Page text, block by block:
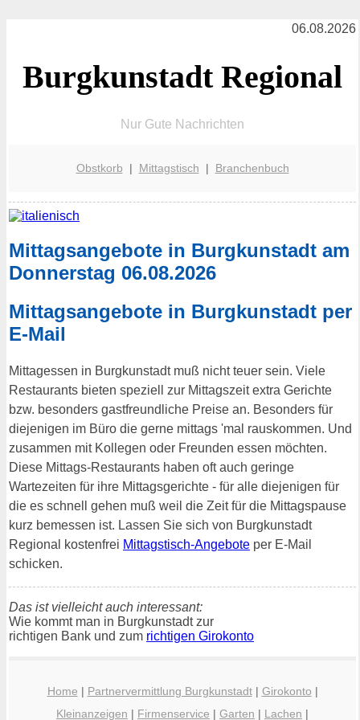
06.08.2026
Burgkunstadt Regional
Nur Gute Nachrichten
Obstkorb | Mittagstisch | Branchenbuch
Mittagsangebote in Burgkunstadt am
Donnerstag 06.08.2026
Mittagsangebote in Burgkunstadt per
E-Mail
Mittagessen in Burgkunstadt muß nicht teuer sein. Viele
Restaurants bieten speziell zur Mittagszeit extra Gerichte
bzw. besonders gastfreundliche Preise an. Besonders für
diejenigen im Büro die gerne mittags 'mal rauskommen. Und
zusammen mit Kollegen oder Freunden essen möchten.
Diese Mittags-Restaurants haben oft auch geringe
Wartezeiten für ihre Mittagsgerichte - für alle diejenigen für
die es schnell gehen muß weil die Zeit für die Mittagspause
kurz bemessen ist. Lassen Sie sich von Burgkunstadt
Regional kostenfrei Mittagstisch-Angebote per E-Mail
schicken.
Das ist vielleicht auch interessant:
Wie kommt man in Burgkunstadt zur
richtigen Bank und zum richtigen Girokonto
Home | Partnervermittlung Burgkunstadt| Girokonto |
Kleinanzeigen | Firmenservice | Garten | Lachen |